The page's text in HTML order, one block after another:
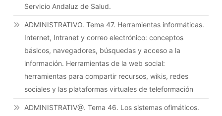
Servicio Andaluz de Salud.
ADMINISTRATIVO. Tema 47. Herramientas informáticas.
Internet, Intranet y correo electrónico: conceptos
básicos, navegadores, búsquedas y acceso a la
información. Herramientas de la web social:
herramientas para compartir recursos, wikis, redes
sociales y las plataformas virtuales de teleformación
ADMINISTRATIV@. Tema 46. Los sistemas ofimáticos.